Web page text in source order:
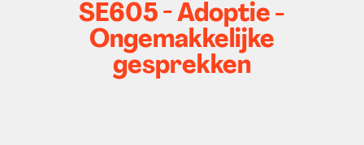
SE605 - Adoptie -
Ongemakkelijke
gesprekken